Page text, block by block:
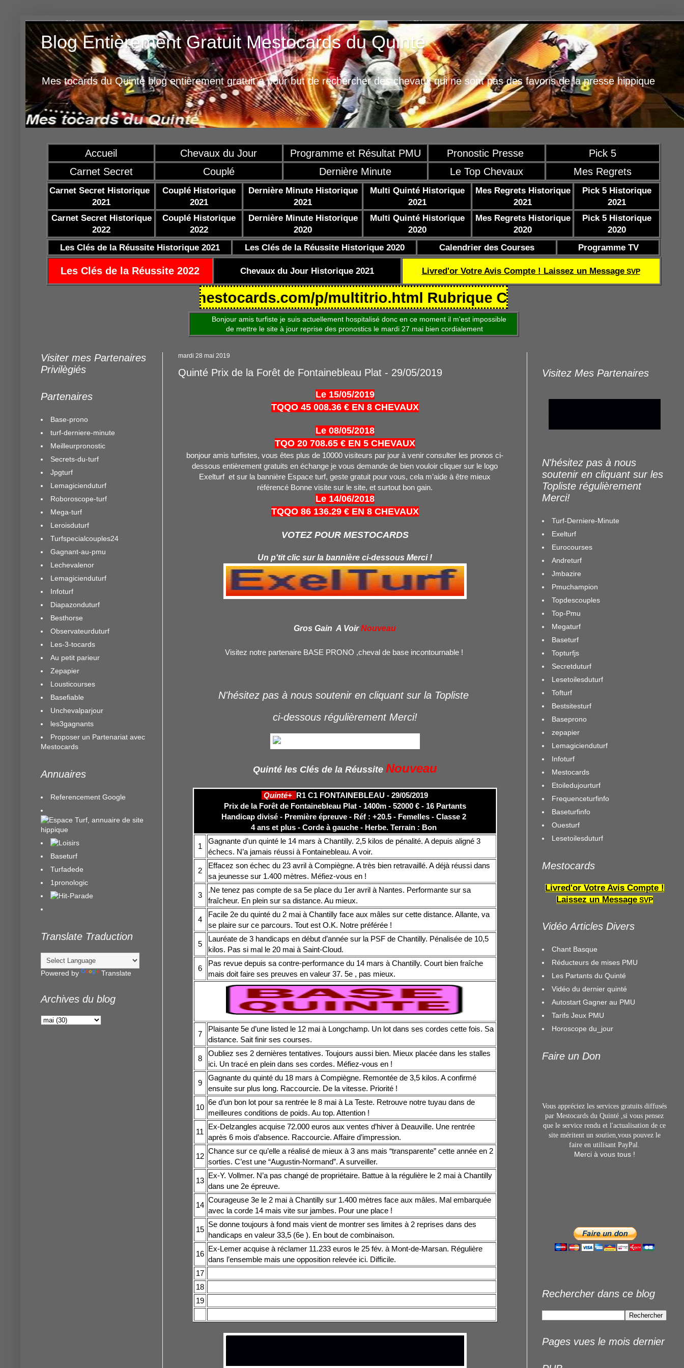
Blog Entièrement Gratuit Mestocards du Quinté
Mes tocards du Quinté blog entièrement gratuit a pour but de rechercher des chevaux qui ne sont pas des favoris de la presse hippique
Accueil Chevaux du Jour Programme et Résultat PMU Pronostic Presse
Pick 5
Carnet Secret
Couplé Dernière Minute Le Top Chevaux Mes Regrets
Carnet Secret Historique
2021
Couplé Historique
2021
Dernière Minute Historique
2021
Multi Quinté Historique
2021
Mes Regrets Historique
2021
Pick 5 Historique
2021
Carnet Secret Historique
2022
Couplé Historique
2022
Dernière Minute Historique
2020
Multi Quinté Historique
2020
Mes Regrets Historique
2020
Pick 5 Historique
2020
Les Clés de la Réussite Historique 2021
Les Clés de la Réussite Historique 2020 Calendrier des Courses Programme TV
Les Clés de la Réussite 2022 Chevaux du Jour Historique 2021 Livred'or Votre Avis Compte ! Laissez un MessageSVP
10/2021 https://www.mestocards.com/p/multitrio.html Rubrique Coef de réussite TQOQD 24
Bonjour amis turfiste je suis actuellement hospitalisé donc en ce moment il m'est impossible
de mettre le site à jour reprise des pronostics le mardi 27 mai bien cordialement
mardi 28 mai 2019
Quinté Prix de la Forêt de Fontainebleau Plat - 29/05/2019
Le 15/05/2019
TQQO 45 008.36 € EN 8 CHEVAUX
Le 08/05/2018
TQO 20 708.65 € EN 5 CHEVAUX
bonjour amis turfistes, vous êtes plus de 10000 visiteurs par jour à venir consulter les pronos ci-
dessous entièrement gratuits en échange je vous demande de bien vouloir cliquer sur le logo
Exelturf et sur la bannière Espace turf, geste gratuit pour vous, cela m’aide à être mieux
référencé Bonne visite sur le site, et surtout bon gain.
Le 14/06/2018
TQQO 86 136.29 € EN 8 CHEVAUX
VOTEZ POUR MESTOCARDS
Un p'tit clic sur la bannière ci-dessous Merci !
Gros Gain A Voir Nouveau
Visitez notre partenaire BASE PRONO ,cheval de base incontournable !
N'hésitez pas à nous soutenir en cliquant sur la Topliste
ci-dessous régulièrement Merci!
Quinté les Clés de la Réussite Nouveau
Quinté+ R1 C1 FONTAINEBLEAU - 29/05/2019
Prix de la Forêt de Fontainebleau Plat - 1400m - 52000 € - 16 Partants
Handicap divisé - Première épreuve - Réf : +20.5 - Femelles - Classe 2
4 ans et plus - Corde à gauche - Herbe. Terrain : Bon
1
Gagnante d’un quinté le 14 mars à Chantilly. 2,5 kilos de pénalité. A depuis aligné 3
échecs. N’a jamais réussi à Fontainebleau. A voir.
2
Effacez son échec du 23 avril à Compiègne. A très bien retravaillé. A déjà réussi dans
sa jeunesse sur 1.400 mètres. Méfiez-vous en !
3
.Ne tenez pas compte de sa 5e place du 1er avril à Nantes. Performante sur sa
fraîcheur. En plein sur sa distance. Au mieux.
4
Facile 2e du quinté du 2 mai à Chantilly face aux mâles sur cette distance. Allante, va
se plaire sur ce parcours. Tout est O.K. Notre préférée !
5
Lauréate de 3 handicaps en début d’année sur la PSF de Chantilly. Pénalisée de 10,5
kilos. Pas si mal le 20 mai à Saint-Cloud.
6
Pas revue depuis sa contre-performance du 14 mars à Chantilly. Court bien fraîche
mais doit faire ses preuves en valeur 37. 5e , pas mieux.
7
Plaisante 5e d’une listed le 12 mai à Longchamp. Un lot dans ses cordes cette fois. Sa
distance. Sait finir ses courses.
8
Oubliez ses 2 dernières tentatives. Toujours aussi bien. Mieux placée dans les stalles
ici. Un tracé en plein dans ses cordes. Méfiez-vous en !
9
Gagnante du quinté du 18 mars à Compiègne. Remontée de 3,5 kilos. A confirmé
ensuite sur plus long. Raccourcie. De la vitesse. Priorité !
10
6e d’un bon lot pour sa rentrée le 8 mai à La Teste. Retrouve notre tuyau dans de
meilleures conditions de poids. Au top. Attention !
11
Ex-Delzangles acquise 72.000 euros aux ventes d’hiver à Deauville. Une rentrée
après 6 mois d’absence. Raccourcie. Affaire d’impression.
12
Chance sur ce qu’elle a réalisé de mieux à 3 ans mais “transparente” cette année en 2
sorties. C’est une “Augustin-Normand”. A surveiller.
13
Ex-Y. Vollmer. N’a pas changé de propriétaire. Battue à la régulière le 2 mai à Chantilly
dans une 2e épreuve.
14
Courageuse 3e le 2 mai à Chantilly sur 1.400 mètres face aux mâles. Mal embarquée
avec la corde 14 mais vite sur jambes. Pour une place !
15
Se donne toujours à fond mais vient de montrer ses limites à 2 reprises dans des
handicaps en valeur 33,5 (6e ). En bout de combinaison.
16
Ex-Lemer acquise à réclamer 11.233 euros le 25 fév. à Mont-de-Marsan. Régulière
dans l’ensemble mais une opposition relevée ici. Difficile.
17
18
19
Visiter mes Partenaires
Privilègiés
Partenaires
Base-prono
turf-derniere-minute
Meilleurpronostic
Secrets-du-turf
Jpgturf
Lemagicienduturf
Roboroscope-turf
Mega-turf
Leroisduturf
Turfspecialcouples24
Gagnant-au-pmu
Lechevalenor
Lemagicienduturf
Infoturf
Diapazonduturf
Besthorse
Observateurduturf
Les-3-tocards
Au petit parieur
Zepapier
Lousticourses
Basefiable
Unchevalparjour
les3gagnants
Proposer un Partenariat avec
Mestocards
Annuaires
Referencement Google
Baseturf
Turfadede
1pronologic
Translate Traduction
Powered by Translate
Archives du blog
Visitez Mes Partenaires
N'hésitez pas à nous
soutenir en cliquant sur les
Topliste régulièrement
Merci!
Turf-Derniere-Minute
Exelturf
Eurocourses
Andreturf
Jmbazire
Pmuchampion
Topdescouples
Top-Pmu
Megaturf
Baseturf
Topturfjs
Secretduturf
Lesetoilesduturf
Tofturf
Bestsitesturf
Baseprono
zepapier
Lemagicienduturf
Infoturf
Mestocards
Etoiledujourturf
Frequenceturfinfo
Baseturfinfo
Ouesturf
Lesetoilesduturf
Mestocards
Livred'or Votre Avis Compte !
Laissez un Message SVP
Vidéo Articles Divers
Chant Basque
Réducteurs de mises PMU
Les Partants du Quinté
Vidéo du dernier quinté
Autostart Gagner au PMU
Tarifs Jeux PMU
Horoscope du_jour
Faire un Don
Vous appréciez les services gratuits diffusés
par Mestocards du Quinté ,si vous pensez
que le service rendu et l'actualisation de ce
site méritent un soutien,vous pouvez le
faire en utilisant PayPal.
Merci à vous tous !
Rechercher dans ce blog
Pages vues le mois dernier